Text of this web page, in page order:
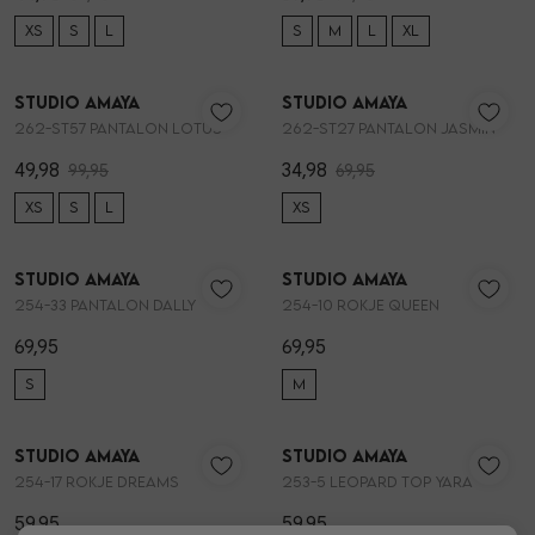
T-shirts
Truien
Blazers & gilets
Rokken
Jumpsuits & playsuits
Giftboxen
Steentje/bedel
Enkelbandjes
Overige Sieraden
Zonnebrillen
Sokken
Petten & Mutsen
Woonaccessoires
XS S L S M L XL
1/2
Studio Amaya
262-ST57 PANTALON LOTUS
49,98 99,95
XS S L
1/2
Studio Amaya
262-ST27 PANTALON JASMIN
34,98 69,95
XS
1/2
Studio Amaya
254-33 PANTALON DALLY
69,95
S
1/2
Studio Amaya
254-10 ROKJE QUEEN
69,95
M
1/2
Studio Amaya
254-17 ROKJE DREAMS
59,95
1/2
Studio Amaya
253-5 LEOPARD TOP YARA
59,95